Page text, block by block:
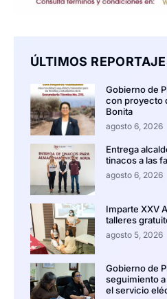
ÚLTIMOS
Gobierno de
con proyecto
Bonita
agosto 6, 2026
Entrega
tinacos a las
agosto 6, 2026
Imparte XXV
talleres
agosto 5, 2026
Gobierno de
seguimiento
el servicio